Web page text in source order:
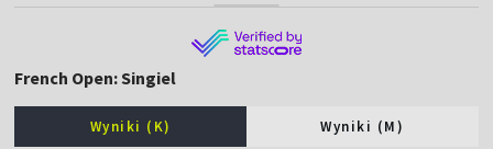
French Open: Singiel
Wyniki (K) Wyniki (M)